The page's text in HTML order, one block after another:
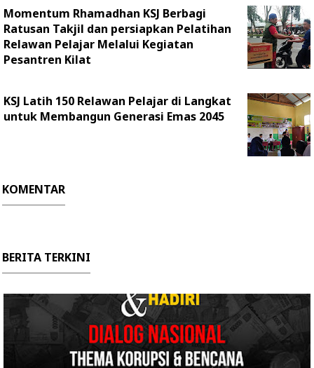
Momentum Rhamadhan KSJ Berbagi
Ratusan Takjil dan persiapkan Pelatihan
Relawan Pelajar Melalui Kegiatan
Pesantren Kilat
KSJ Latih 150 Relawan Pelajar di Langkat
untuk Membangun Generasi Emas 2045
KOMENTAR
BERITA TERKINI